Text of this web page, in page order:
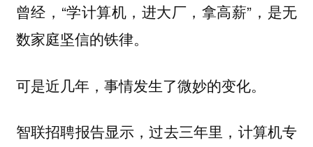
曾经，“学计算机，进大厂，拿高薪”，是无
数家庭坚信的铁律。
可是近几年，事情发生了微妙的变化。
智联招聘报告显示，过去三年里，计算机专